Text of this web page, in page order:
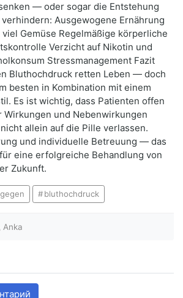
— oder sogar die Entstehung
Ausgewogene Ernährung
Gemüse Regelmäßige körperliche
Verzicht auf Nikotin und
Stressmanagement Fazit
Bluthochdruck retten Leben — doch
besten in Kombination mit einem
Es ist wichtig, dass Patienten offen
Wirkungen und Nebenwirkungen
allein auf die Pille verlassen.
und individuelle Betreuung — das
eine erfolgreiche Behandlung von
Zukunft.
gegen bluthochdruck
Anka